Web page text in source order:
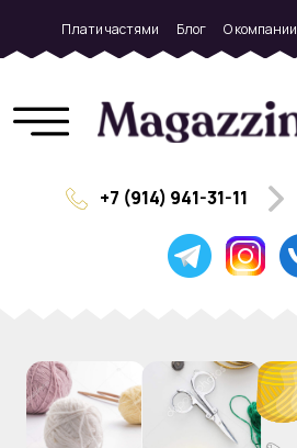
Плати частями Блог О компании
+7 (914) 941-31-11